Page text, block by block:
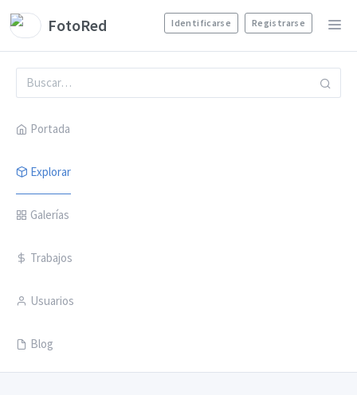
FotoRed Identificarse Registrarse
Portada
Explorar
Galerías
Trabajos
Usuarios
Blog